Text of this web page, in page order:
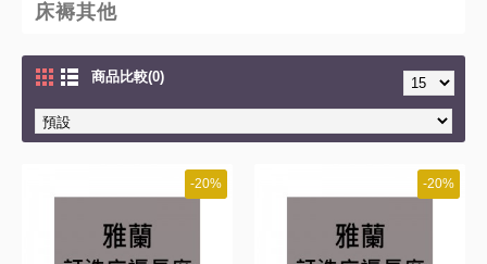
床褥其他
商品比較(0)
-20% -20%